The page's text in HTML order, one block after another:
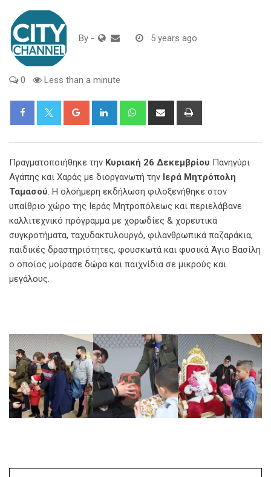
By - 5 years ago
0 Less than a minute
Google+ LinkedIn WhatsappShare
Πραγματοποιήθηκε την Κυριακή 26 Δεκεμβρίου Πανηγύρι
Αγάπης και Χαράς με διοργανωτή την Ιερά Μητρόπολη
Ταμασού. Η ολοήμερη εκδήλωση φιλοξενήθηκε στον
υπαίθριο χώρο της Ιεράς Μητροπόλεως και περιελάβανε
καλλιτεχνικό πρόγραμμα με χορωδίες & χορευτικά
συγκροτήματα, ταχυδακτυλουργό, φιλανθρωπικά παζαράκια,
παιδικές δραστηριότητες, φουσκωτά και φυσικά Άγιο Βασίλη
ο οποίος μοίρασε δώρα και παιχνίδια σε μικρούς και
μεγάλους.